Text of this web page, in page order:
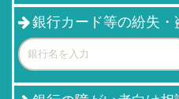
銀行カード等の紛失・